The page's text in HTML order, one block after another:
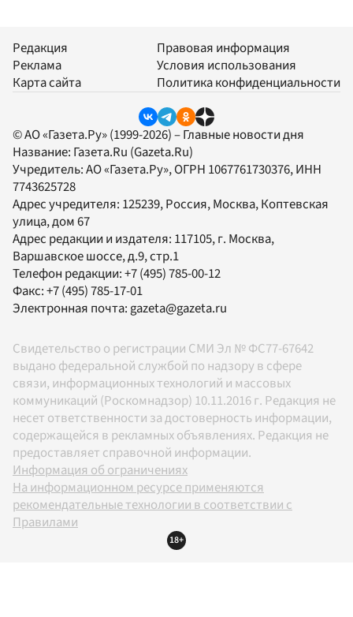
Редакция
Реклама
Карта сайта
Правовая информация
Условия использования
Политика конфиденциальности
© АО «Газета.Ру» (1999-2026) – Главные новости дня
Название: Газета.Ru (Gazeta.Ru)
Учредитель:АО «Газета.Ру», ОГРН 1067761730376, ИНН
7743625728
Адрес учредителя: 125239, Россия, Москва, Коптевская
улица, дом 67
Адрес редакции и издателя: 117105, г. Москва,
Варшавское шоссе, д.9, стр.1
Телефон редакции:+7 (495) 785-00-12
Факс:+7 (495) 785-17-01
Электронная почта:gazeta@gazeta.ru
Свидетельство о регистрации СМИ Эл № ФС77-67642
выдано федеральной службой по надзору в сфере
связи, информационных технологий и массовых
коммуникаций (Роскомнадзор) 10.11.2016 г. Редакция не
несет ответственности за достоверность информации,
содержащейся в рекламных объявлениях. Редакция не
предоставляет справочной информации.
Информация об ограничениях
На информационном ресурсе применяются
рекомендательные технологии в соответствии с
Правилами
18+